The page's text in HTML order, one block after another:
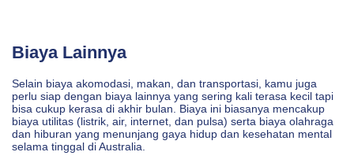
Biaya Lainnya
Selain biaya akomodasi, makan, dan transportasi, kamu juga
perlu siap dengan biaya lainnya yang sering kali terasa kecil tapi
bisa cukup kerasa di akhir bulan. Biaya ini biasanya mencakup
biaya utilitas (listrik, air, internet, dan pulsa) serta biaya olahraga
dan hiburan yang menunjang gaya hidup dan kesehatan mental
selama tinggal di Australia.